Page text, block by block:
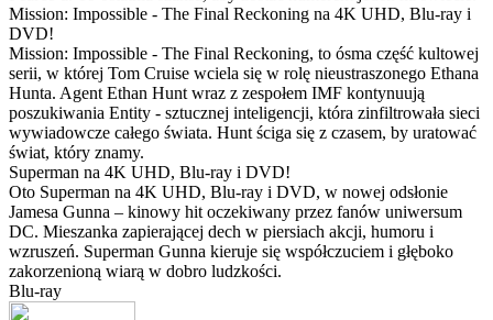
Mission: Impossible - The Final Reckoning na 4K UHD, Blu-ray i
DVD!
Mission: Impossible - The Final Reckoning, to ósma część kultowej
serii, w której Tom Cruise wciela się w rolę nieustraszonego Ethana
Hunta. Agent Ethan Hunt wraz z zespołem IMF kontynuują
poszukiwania Entity - sztucznej inteligencji, która zinfiltrowała sieci
wywiadowcze całego świata. Hunt ściga się z czasem, by uratować
świat, który znamy.
Superman na 4K UHD, Blu-ray i DVD!
Oto Superman na 4K UHD, Blu-ray i DVD, w nowej odsłonie
Jamesa Gunna – kinowy hit oczekiwany przez fanów uniwersum
DC. Mieszanka zapierającej dech w piersiach akcji, humoru i
wzruszeń. Superman Gunna kieruje się współczuciem i głęboko
zakorzenioną wiarą w dobro ludzkości.
Blu-ray